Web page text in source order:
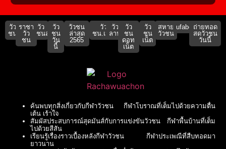
วัว
ชน
ราชา
วัว
ชน
วัว
ชนสด
วัว
ชน
วัน
นี้
วัวชน
ล่าสุด
2565
วัว
ชน.เน็ต
วัว
ลาน
วัว
ชน
ดอท
เน็ต
วัว
ชน
เน็ต
สหาย
วัวชน
ufabet911ถ่ายทอด
สดวัวชน
วันนี้
ค้นพบทุกสิ่งเกี่ยวกับกีฬาวัวชน กีฬาโบราณที่เต็มไปด้วยความตื่น
เต้น เร้าใจ
สัมผัสประสบการณ์สุดมันส์กับการแข่งขันวัวชน กีฬาพื้นบ้านที่เต็ม
ไปด้วยสีสัน
เรียนรู้เรื่องราวเบื้องหลังกีฬาวัวชน กีฬาประเพณีที่สืบทอดมา
ยาวนาน